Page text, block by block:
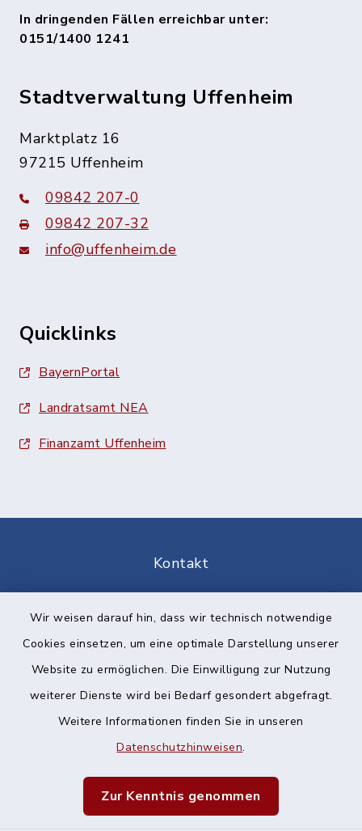
Wir weisen darauf hin, dass wir technisch notwendige
Cookies einsetzen, um eine optimale Darstellung unserer
Website zu ermöglichen. Die Einwilligung zur Nutzung
weiterer Dienste wird bei Bedarf gesondert abgefragt.
Weitere Informationen finden Sie in unseren
Datenschutzhinweisen.
Zur Kenntnis genommen
In dringenden Fällen erreichbar unter:
0151/1400 1241
Stadtverwaltung Uffenheim
Marktplatz 16
97215 Uffenheim
09842 207-0
09842 207-32
info@uffenheim.de
Quicklinks
BayernPortal
Landratsamt NEA
Finanzamt Uffenheim
Kontakt
Datenschutz
Impressum
Sitemap
Cookie-Einstellungen